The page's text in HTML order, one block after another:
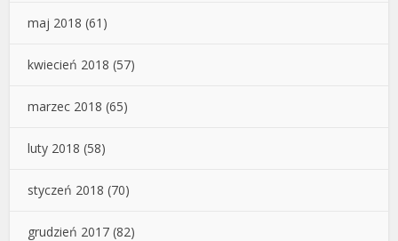
maj 2018 (61)
kwiecień 2018 (57)
marzec 2018 (65)
luty 2018 (58)
styczeń 2018 (70)
grudzień 2017 (82)